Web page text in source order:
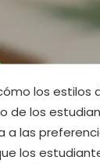
los estilos
de los
a las
los